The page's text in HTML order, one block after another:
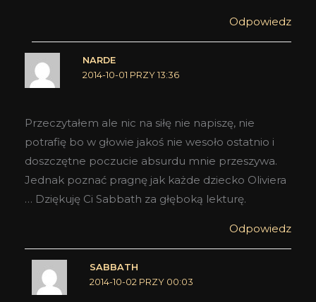
Odpowiedz
NARDE
2014-10-01 PRZY 13:36
Przeczytałem ale nic na siłę nie napiszę, nie
potrafię bo w głowie jakoś nie wesoło ostatnio i
doszczętne poczucie absurdu mnie przeszywa.
Jednak poznać pragnę jak każde dziecko Oliviera
… Dziękuję Ci Sabbath za głęboką lekturę.
Odpowiedz
SABBATH
2014-10-02 PRZY 00:03